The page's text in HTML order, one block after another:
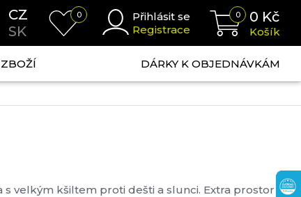
CZ
SK
0
Přihlásit se
Registrace
0 0 Kč
Košík
ZBOŽÍ DÁRKY K OBJEDNÁVKÁM
velkým kšiltem proti dešti a slunci. Extra prostor